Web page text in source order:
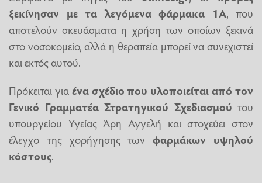
ξεκίνησαν με τα λεγόμενα φάρμακα 1Α, που
αποτελούν σκευάσματα η χρήση των οποίων ξεκινά
στο νοσοκομείο, αλλά η θεραπεία μπορεί να συνεχιστεί
και εκτός αυτού.
Πρόκειται γιαένα σχέδιο που υλοποιείται από τον
Γενικό Γραμματέα Στρατηγικού Σχεδιασμού του
υπουργείου Υγείας Άρη Αγγελή και στοχεύει στον
έλεγχο της χορήγησης τωνφαρμάκων υψηλού
κόστους.